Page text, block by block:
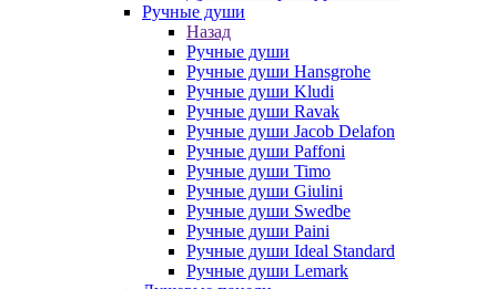
Ручные души
Назад
Ручные души
Ручные души Hansgrohe
Ручные души Kludi
Ручные души Ravak
Ручные души Jacob Delafon
Ручные души Paffoni
Ручные души Timo
Ручные души Giulini
Ручные души Swedbe
Ручные души Paini
Ручные души Ideal Standard
Ручные души Lemark